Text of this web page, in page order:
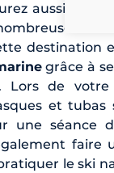
aussi la
destination
grâce à
Lors de votre
et tubas
une séance
faire
le ski